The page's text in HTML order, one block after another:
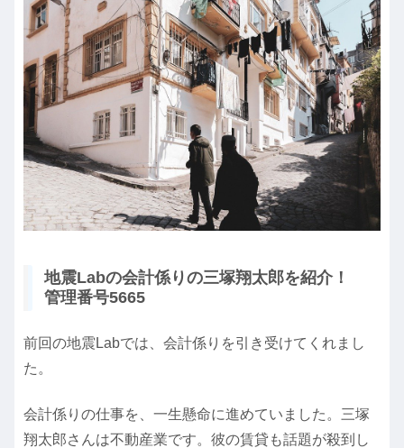
地震Labの会計係りの三塚翔太郎を紹介！
管理番号5665
前回の地震Labでは、会計係りを引き受けてくれまし
た。
会計係りの仕事を、一生懸命に進めていました。三塚
翔太郎さんは不動産業です。彼の賃貸も話題が殺到し